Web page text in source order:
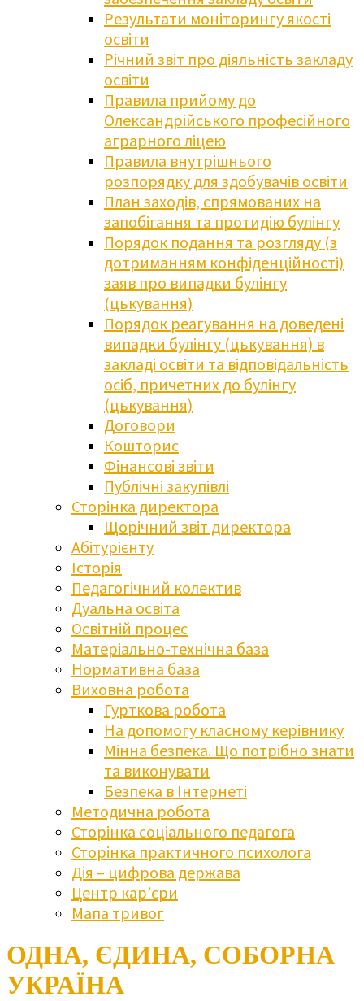
Результати моніторингу якості
освіти
Річний звіт про діяльність закладу
освіти
Правила прийому до
Олександрійського професійного
аграрного ліцею
Правила внутрішнього
розпорядку для здобувачів освіти
План заходів, спрямованих на
запобігання та протидію булінгу
Порядок подання та розгляду (з
дотриманням конфіденційності)
заяв про випадки булінгу
(цькування)
Порядок реагування на доведені
випадки булінгу (цькування) в
закладі освіти та відповідальність
осіб, причетних до булінгу
(цькування)
Договори
Кошторис
Фінансові звіти
Публічні закупівлі
Сторінка директора
Щорічний звіт директора
Абітурієнту
Історія
Педагогічний колектив
Дуальна освіта
Освітній процес
Матеріально-технічна база
Нормативна база
Виховна робота
Гурткова робота
На допомогу класному керівнику
Мінна безпека. Що потрібно знати
та виконувати
Безпека в Інтернеті
Методична робота
Сторінка соціального педагога
Сторінка практичного психолога
Дія – цифрова держава
Центр кар’єри
Мапа тривог
ОДНА, ЄДИНА, СОБОРНА
УКРАЇНА